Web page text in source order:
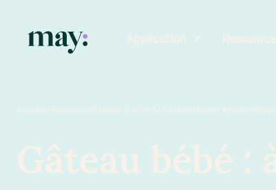
Application
Mission Guide
Accueil / Ressources / Bébé (1 an et +) / Gâteau bébé : à partir de
Gâteau bébé